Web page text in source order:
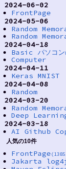
2024-06-02
FrontPage
2024-05-06
Random
Random
2024-04-18
Basic パソコン
Computer
2024-04-11
Keras MNIST
2024-04-08
Random
2024-03-20
Random
Deep
2024-03-18
AI Github
人気の10件
FrontPage
Jakarta